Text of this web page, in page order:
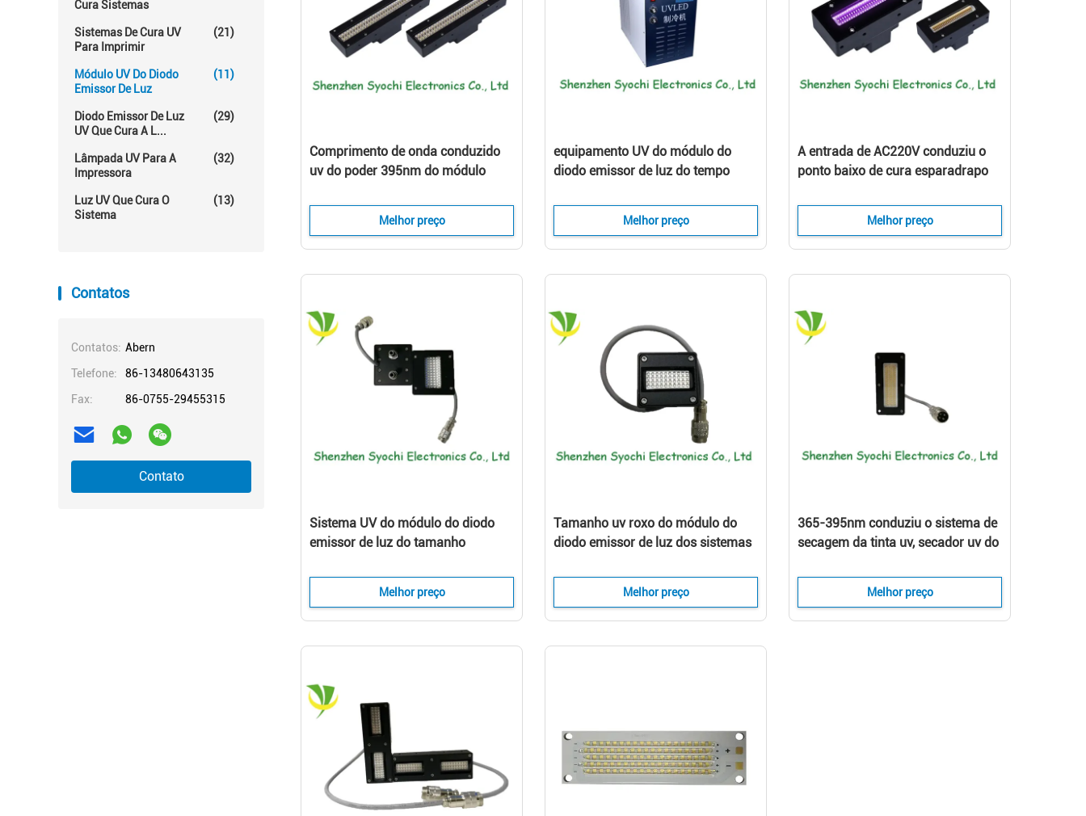
Cura Sistemas
Sistemas De Cura UV
Para Imprimir
(21)
Módulo UV Do Diodo
Emissor De Luz
(11)
Diodo Emissor De Luz
UV Que Cura A L...
(29)
Lâmpada UV Para A
Impressora
(32)
Luz UV Que Cura O
Sistema
(13)
Contatos
Contatos: Abern
Telefone:
86-13480643135
Fax:
86-0755-29455315
Contato
Comprimento de onda conduzido
uv do poder 395nm do módulo
cura UV da tinta
Melhor preço
equipamento UV do módulo do
diodo emissor de luz do tempo
protegido do tráfego
Melhor preço
A entrada de AC220V conduziu o
ponto baixo de cura esparadrapo
atenuação SLMD-701511B-03
Melhor preço
Sistema UV do módulo do diodo
emissor de luz do tamanho
conduzida uv da impressora do
Melhor preço
Tamanho uv roxo do módulo do
diodo emissor de luz dos sistemas
emissor de luz para bocais de
Melhor preço
365-395nm conduziu o sistema de
secagem da tinta uv, secador uv do
impressora do offset
Melhor preço